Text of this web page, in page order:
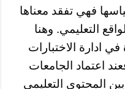
فهي تفقد معناها
التعليمي. وهنا
ادارة الاختبارات
اعتماد الجامعات
المحتوى التعليمي